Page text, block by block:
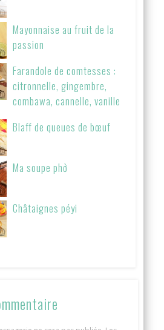
Mayonnaise au fruit de la
passion
Farandole de comtesses :
citronnelle, gingembre,
combawa, cannelle, vanille
Blaff de queues de bœuf
Ma soupe phở
Châtaignes péyi